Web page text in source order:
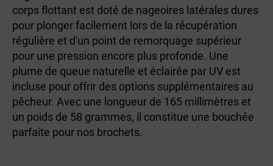
corps flottant est doté de nageoires latérales dures
pour plonger facilement lors de la récupération
régulière et d'un point de remorquage supérieur
pour une pression encore plus profonde. Une
plume de queue naturelle et éclairée par UV est
incluse pour offrir des options supplémentaires au
pêcheur. Avec une longueur de 165 millimètres et
un poids de 58 grammes, il constitue une bouchée
parfaite pour nos brochets.